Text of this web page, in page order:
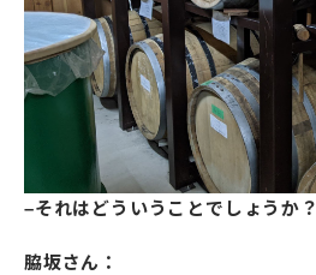
–それはどういうことでしょうか？
脇坂さん：